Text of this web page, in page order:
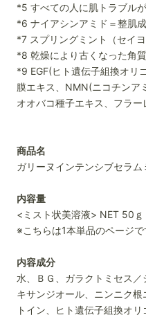
*5 すべての人に肌トラブル
*6 ナイアシンアミド＝整肌
*7 スプリングミント（セイ
*8 乾燥により古くなった角質
*9 EGF(ヒト遺伝子組換オリ
膜エキス、NMN(ニコチンア
オオバコ種子エキス、フラ
商品名
ガリーヌインテンシブセラム
内容量
<ミスト状美溶液> NET 50ｇ
※こちらは1本単品のページで
内容成分
水、ＢＧ、ガラクトミセス
キサンジオール、ニンニク
トイン、ヒト遺伝子組換オ